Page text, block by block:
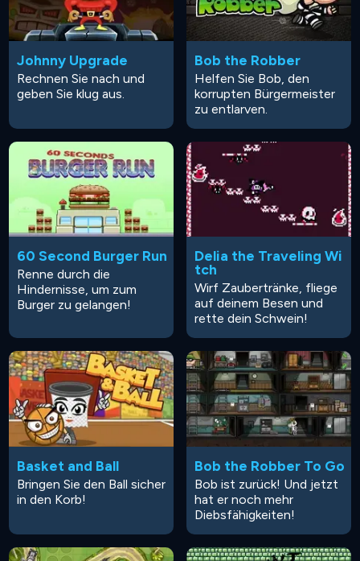
Johnny Upgrade
Rechnen Sie nach und
geben Sie klug aus.
Bob the Robber
Helfen Sie Bob, den
korrupten Bürgermeister
zu entlarven.
60 Second Burger Run
Renne durch die
Hindernisse, um zum
Burger zu gelangen!
Delia the Traveling Wi
tch
Wirf Zaubertränke, fliege
auf deinem Besen und
rette dein Schwein!
Basket and Ball
Bringen Sie den Ball sicher
in den Korb!
Bob the Robber To Go
Bob ist zurück! Und jetzt
hat er noch mehr
Diebsfähigkeiten!